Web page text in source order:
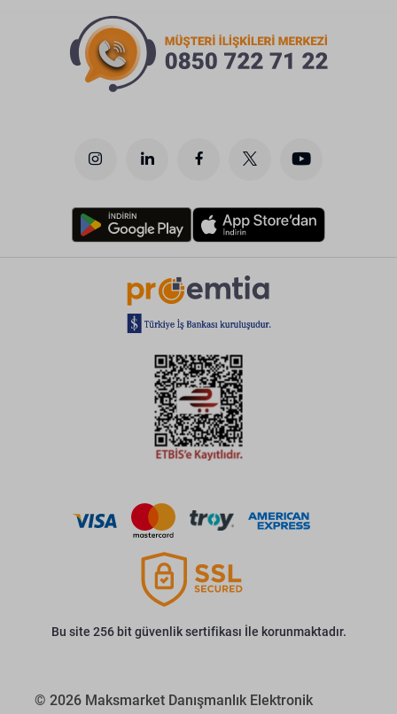
Bu site 256 bit güvenlik sertifikası İle korunmaktadır.
© 2026 Maksmarket Danışmanlık Elektronik